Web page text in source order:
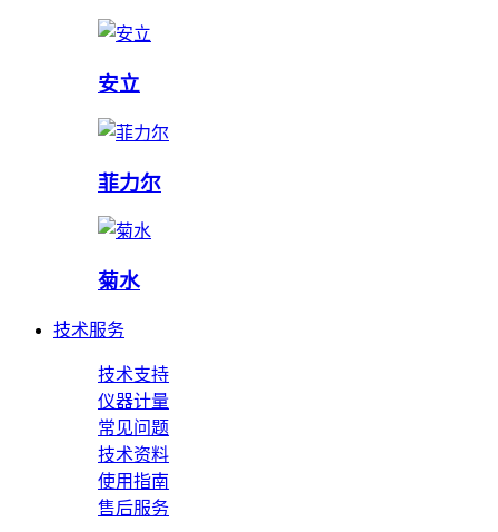
安立
菲力尔
菊水
技术服务
技术支持
仪器计量
常见问题
技术资料
使用指南
售后服务